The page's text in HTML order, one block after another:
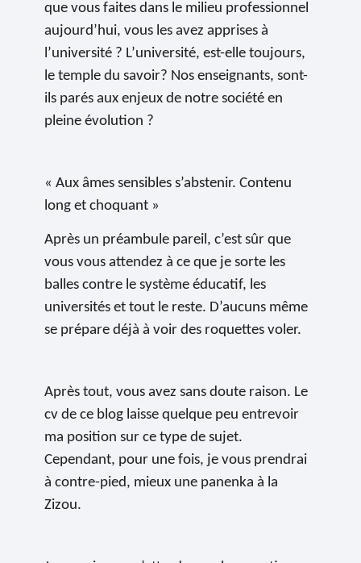
que vous faites dans le milieu professionnel
aujourd’hui, vous les avez apprises à
l’université ? L’université, est-elle toujours,
le temple du savoir? Nos enseignants, sont-
ils parés aux enjeux de notre société en
pleine évolution ?
« Aux âmes sensibles s’abstenir. Contenu
long et choquant »
Après un préambule pareil, c’est sûr que
vous vous attendez à ce que je sorte les
balles contre le système éducatif, les
universités et tout le reste. D’aucuns même
se prépare déjà à voir des roquettes voler.
Après tout, vous avez sans doute raison. Le
cv de ce blog laisse quelque peu entrevoir
ma position sur ce type de sujet.
Cependant, pour une fois, je vous prendrai
à contre-pied, mieux une panenka à la
Zizou.